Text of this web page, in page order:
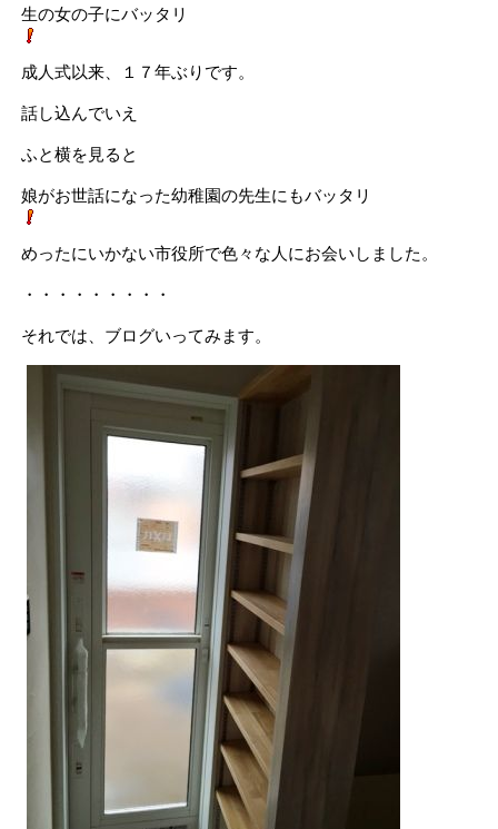
生の女の子にバッタリ
成人式以来、１７年ぶりです。
話し込んでいえ
ふと横を見ると
娘がお世話になった幼稚園の先生にもバッタリ
めったにいかない市役所で色々な人にお会いしました。
・・・・・・・・・
それでは、ブログいってみます。